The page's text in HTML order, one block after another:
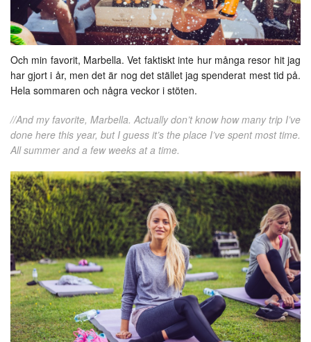
Och min favorit, Marbella. Vet faktiskt inte hur många resor hit jag
har gjort i år, men det är nog det stället jag spenderat mest tid på.
Hela sommaren och några veckor i stöten.
//And my favorite, Marbella. Actually don’t know how many trip I’ve
done here this year, but I guess it’s the place I’ve spent most time.
All summer and a few weeks at a time.